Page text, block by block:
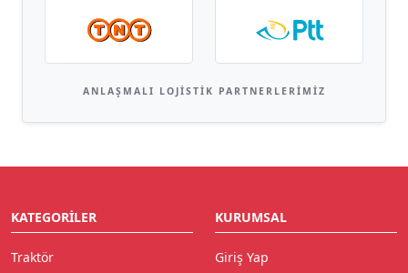
ANLAŞMALI LOJISTIK PARTNERLERIMIZ
KATEGORILER
Traktör
KURUMSAL
Giriş Yap